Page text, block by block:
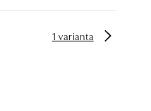
1 varianta